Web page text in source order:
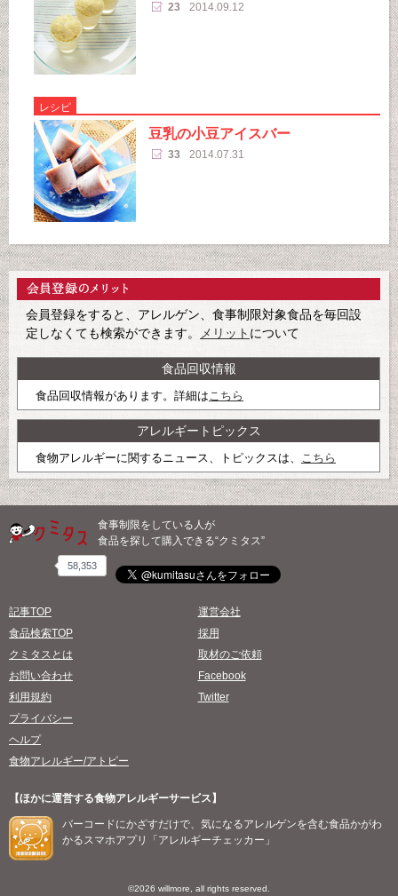
23 2014.09.12
レシピ
豆乳の小豆アイスバー
33 2014.07.31
会員登録をすると、アレルゲン、食事制限対象食品を毎回設
定しなくても検索ができます。
メリット について
食品回収情報
食品回収情報があります。詳細はこちら
アレルギートピックス
食物アレルギーに関するニュース、トピックスは、 こちら
食事制限をしている人が
食品を探して購入できる“クミタス”
58,353
©2026 willmore, all rights reserved.
記事TOP
食品検索TOP
クミタスとは
お問い合わせ
利用規約
プライバシー
ヘルプ
食物アレルギー/アトピー
運営会社
採用
取材のご依頼
Facebook
Twitter
【ほかに運営する食物アレルギーサービス】
バーコードにかざすだけで、気になるアレルゲンを含む食品かがわ
かるスマホアプリ「アレルギーチェッカー」